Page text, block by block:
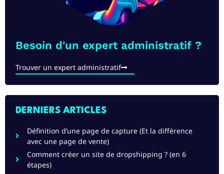
Besoin d'un expert administratif ?
Trouver un expert administratif
DERNIERS ARTICLES
Définition d’une page de capture (Et la différence
avec une page de vente)
Comment créer un site de dropshipping ? (en 6
étapes)